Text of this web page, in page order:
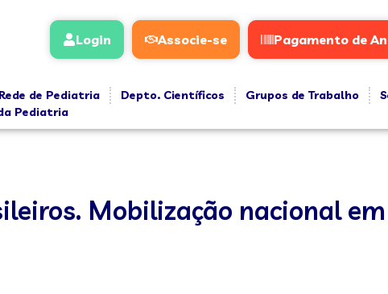
Login Associe-se Pagamento de
Rede de Pediatria Depto. Científicos Grupos de Trabalho
Pediatria
Mobilização nacional